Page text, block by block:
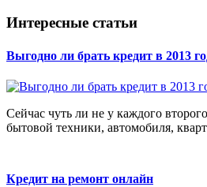
Интересные статьи
Выгодно ли брать кредит в 2013
Сейчас чуть ли не у каждого
бытовой техники, автомобиля,
Кредит на ремонт онлайн